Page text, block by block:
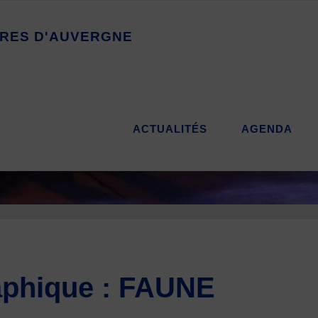
RES D'AUVERGNE
ACTUALITÉS AGENDA
: FAUNE